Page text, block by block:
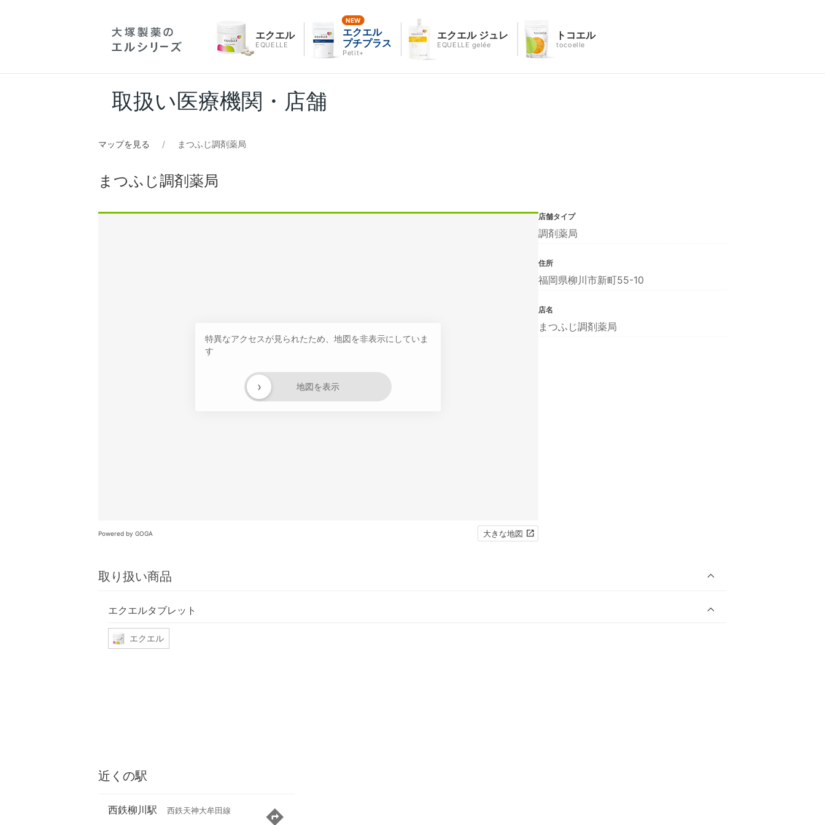
エクエル
EQUELLE
エクエル
プチプラス
Petit+
エクエル ジュレ
EQUELLE gelée
トコエル
tocoelle
取扱い医療機関・店舗
マップを見る まつふじ調剤薬局
まつふじ調剤薬局
特異なアクセスが見られたため、地図を非表示にしていま
す
地図を表示
›
Powered by GOGA 大きな地図
取り扱い商品
エクエルタブレット
エクエル
店舗タイプ
調剤薬局
住所
福岡県柳川市新町55-10
店名
まつふじ調剤薬局
近くの駅
西鉄柳川駅 西鉄天神大牟田線